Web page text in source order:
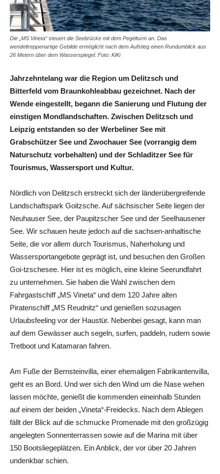
Die „MS Vineta“ steuert die Seebrücke mit dem Pegelturm an. Das
wendeltreppenartige Gebilde ermöglicht nach dem Aufstieg einen Rundumblick aus
26 Metern über dem Wasserspiegel. Foto: KiKi
Jahrzehntelang war die Region um Delitzsch und
Bitterfeld vom Braunkohleabbau gezeichnet. Nach der
Wende eingestellt, begann die Sanierung und Flutung der
einstigen Mondlandschaften. Zwischen Delitzsch und
Leipzig entstanden so der Werbeliner See mit
Grabschützer See und Zwochauer See (vorrangig dem
Naturschutz vorbehalten) und der Schladitzer See für
Tourismus, Wassersport und Kultur.
Nördlich von Delitzsch erstreckt sich der länderübergreifende
Landschaftspark Goitzsche. Auf sächsischer Seite liegen der
Neuhauser See, der Paupitzscher See und der Seelhausener
See. Wir schauen heute jedoch auf die sachsen-anhaltische
Seite, die vor allem durch Tourismus, Naherholung und
Wassersportangebote geprägt ist, und besuchen den Großen
Goi-tzschesee. Hier ist es möglich, eine kleine Seerundfahrt
zu unternehmen. Sie haben die Wahl zwischen dem
Fahrgastschiff „MS Vineta“ und dem 120 Jahre alten
Piratenschiff „MS Reudnitz“ und genießen sozusagen
Urlaubsfeeling vor der Haustür. Nebenbei gesagt, kann man
auf dem Gewässer auch segeln, surfen, paddeln, rudern sowie
Tretboot und Katamaran fahren.
Am Fuße der Bernsteinvilla, einer ehemaligen Fabrikantenvilla,
geht es an Bord. Und wer sich den Wind um die Nase wehen
lassen möchte, genießt die kommenden eineinhalb Stunden
auf einem der beiden „Vineta“-Freidecks. Nach dem Ablegen
fällt der Blick auf die schmucke Promenade mit den großzügig
angelegten Sonnenterrassen sowie auf die Marina mit über
150 Bootsliegeplätzen. Ein Anblick, der vor über 20 Jahren
undenkbar schien.